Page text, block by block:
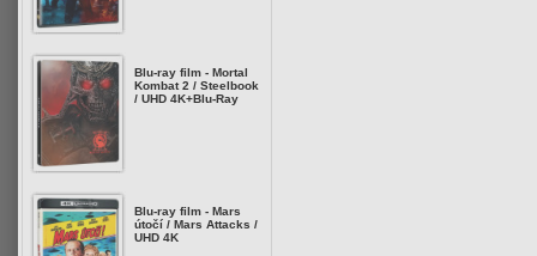
Blu-ray film - Mortal
Kombat 2 / Steelbook
/ UHD 4K+Blu-Ray
Blu-ray film - Mars
útočí / Mars Attacks /
UHD 4K